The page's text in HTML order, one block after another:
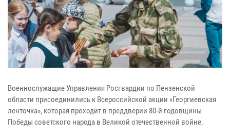
Военнослужащие Управления Росгвардии по Пензенской
области присоединились к Всероссийской акции «Георгиевская
ленточка», которая проходит в преддверии 80-й годовщины
Победы советского народа в Великой отечественной войне.